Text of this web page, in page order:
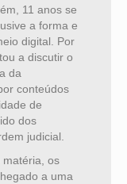
11 anos se
a forma e
digital. Por
a discutir o
da
conteúdos
de
dos
judicial.
matéria, os
a uma